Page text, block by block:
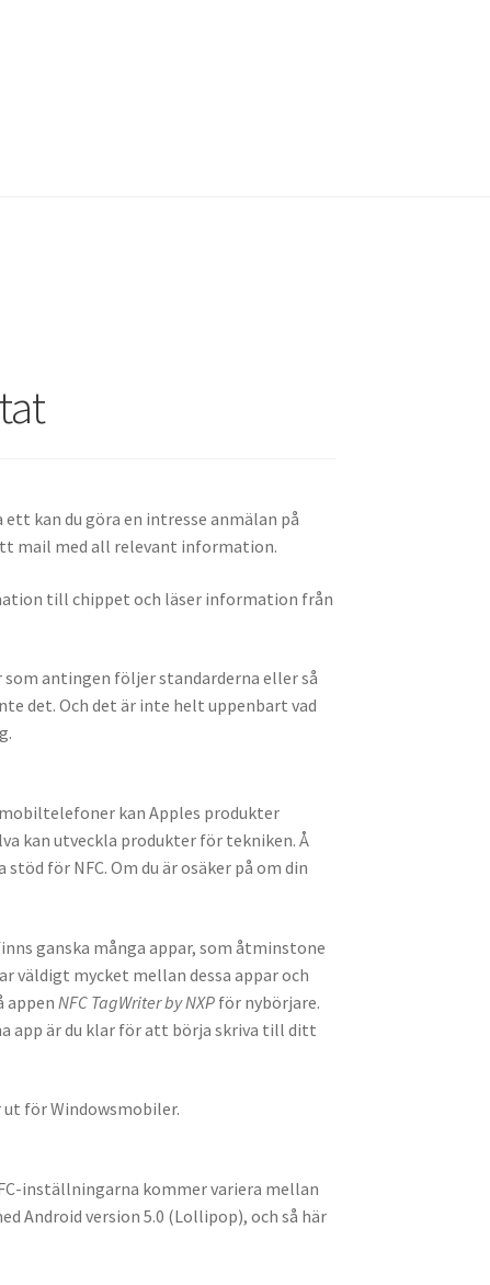
kan du göra en intresse anmälan på
mail med all relevant information.
till chippet och läser information från
antingen följer standarderna eller så
det. Och det är inte helt uppenbart vad
mobiltelefoner kan Apples produkter
kan utveckla produkter för tekniken. Å
för NFC. Om du är osäker på om din
ganska många appar, som åtminstone
väldigt mycket mellan dessa appar och
appen NFC TagWriter by NXP för nybörjare.
app är du klar för att börja skriva till ditt
för Windowsmobiler.
inställningarna kommer variera mellan
Android version 5.0 (Lollipop), och så här